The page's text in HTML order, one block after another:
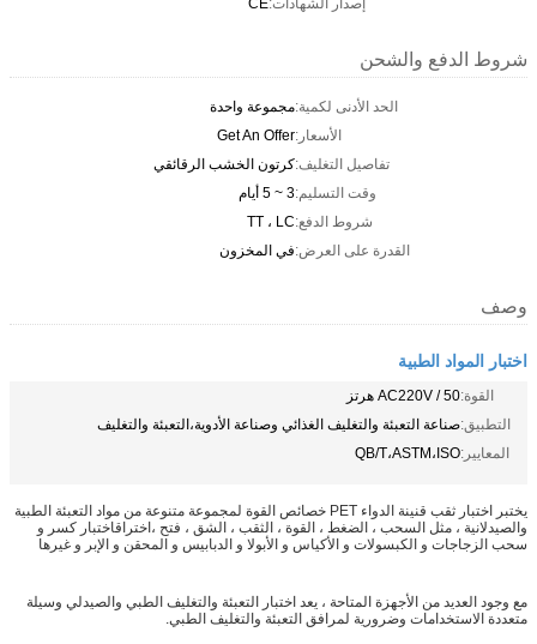
إصدار الشهادات:CE
شروط الدفع والشحن
الحد الأدنى لكمية:مجموعة واحدة
الأسعار:Get An Offer
تفاصيل التغليف:كرتون الخشب الرقائقي
وقت التسليم:3 ~ 5 أيام
شروط الدفع:TT ، LC
القدرة على العرض:في المخزون
وصف
اختبار المواد الطبية
القوة:AC220V / 50 هرتز
التطبيق:صناعة التعبئة والتغليف الغذائي وصناعة الأدوية،التعبئة والتغليف
المعايير:QB/T،ASTM،ISO
يختبر اختبار ثقب قنينة الدواء PET خصائص القوة لمجموعة متنوعة من مواد التعبئة الطبية
والصيدلانية ، مثل السحب ، الضغط ، القوة ، الثقب ، الشق ، فتح ،اختراقاختبار كسر و
سحب الزجاجات و الكبسولات و الأكياس و الأبولا و الدبابيس و المحقن و الإبر و غيرها
مع وجود العديد من الأجهزة المتاحة ، يعد اختبار التعبئة والتغليف الطبي والصيدلي وسيلة
متعددة الاستخدامات وضرورية لمرافق التعبئة والتغليف الطبي.